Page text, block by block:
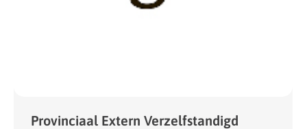
Provinciaal Extern Verzelfstandigd